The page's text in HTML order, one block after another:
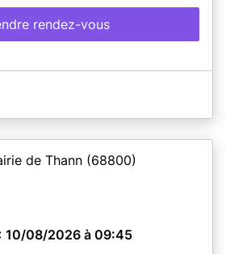
rendez-vous
de Thann (68800)
10/08/2026 à 09:45